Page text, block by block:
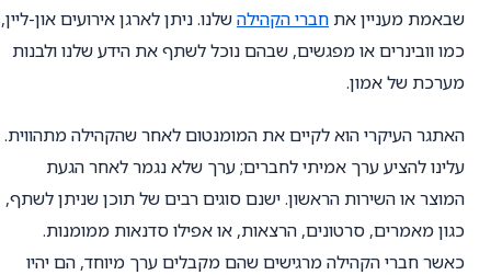
שבאמת מעניין את חברי הקהילהשלנו. ניתן לארגן אירועים און-ליין,
כמו וובינרים או מפגשים, שבהם נוכל לשתף את הידע שלנו ולבנות
מערכת של אמון.
האתגר העיקרי הוא לקיים את המומנטום לאחר שהקהילה מתהווית.
עלינו להציע ערך אמיתי לחברים; ערך שלא נגמר לאחר הגעת
המוצר או השירות הראשון. ישנם סוגים רבים של תוכן שניתן לשתף,
כגון מאמרים, סרטונים, הרצאות, או אפילו סדנאות ממומנות.
כאשר חברי הקהילה מרגישים שהם מקבלים ערך מיוחד, הם יהיו